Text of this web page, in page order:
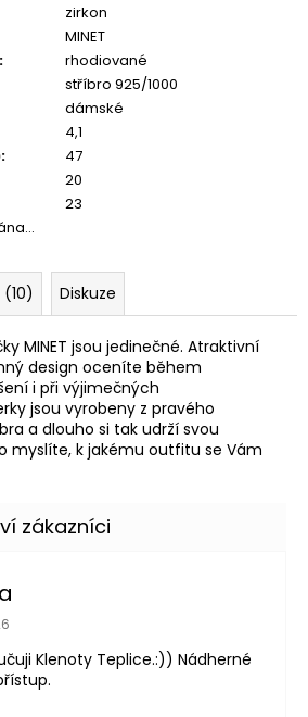
zirkon
MINET
:
rhodiované
stříbro 925/1000
dámské
4,1
:
47
20
23
Diskuze
MINET jsou jedinečné. Atraktivní
design oceníte během
i při výjimečných
jsou vyrobeny z pravého
a dlouho si tak udrží svou
myslíte, k jakému outfitu se Vám
obchodu je 5 z 5 hvězdiček.
Klenoty Teplice.:)) Nádherné